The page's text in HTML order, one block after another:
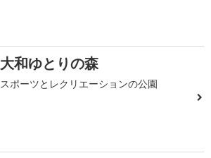
大和ゆとりの森
スポーツとレクリエーションの公園